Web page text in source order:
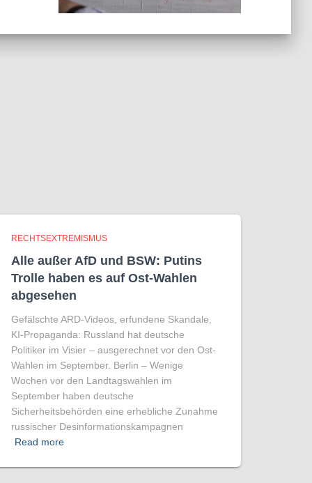
RECHTSEXTREMISMUS
Alle außer AfD und BSW: Putins
Trolle haben es auf Ost-Wahlen
abgesehen
Gefälschte ARD-Videos, erfundene Skandale,
KI-Propaganda: Russland hat deutsche
Politiker im Visier – ausgerechnet vor den Ost-
Wahlen im September. Berlin – Wenige
Wochen vor den Landtagswahlen im
September haben deutsche
Sicherheitsbehörden eine erhebliche Zunahme
russischer Desinformationskampagnen
Read more